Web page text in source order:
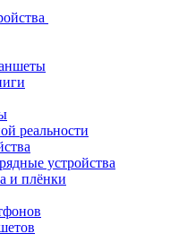
реальности
устройства
и плёнки